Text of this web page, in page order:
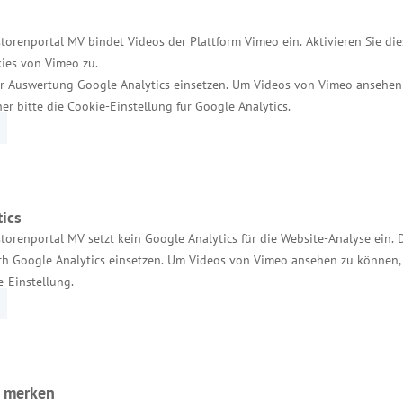
MV bindet Videos der Plattform Vimeo ein. Aktivieren Sie
von Vimeo zu.
Auswertung Google Analytics einsetzen. Um Videos von Vimeo
bitte die Cookie-Einstellung für Google Analytics.
MV setzt kein Google Analytics für die Website-Analyse ein.
Google Analytics einsetzen. Um Videos von Vimeo ansehen zu
Einstellung.
hatten sich beworben. 15 Firmen standen im
im Umfeld des Preises machen in
Wirtschaftsminister Meyer abschließend.
im Rahmen der Preisverleihung der
– 18 Uhr).
Kontakt für Investoren